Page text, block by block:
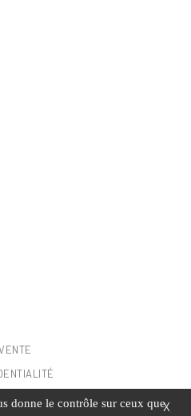
X
donne le contrôle sur ceux que